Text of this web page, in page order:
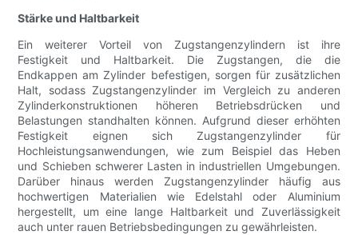
Stärke und Haltbarkeit
Ein weiterer Vorteil von Zugstangenzylindern ist ihre
Festigkeit und Haltbarkeit. Die Zugstangen, die die
Endkappen am Zylinder befestigen, sorgen für zusätzlichen
Halt, sodass Zugstangenzylinder im Vergleich zu anderen
Zylinderkonstruktionen höheren Betriebsdrücken und
Belastungen standhalten können. Aufgrund dieser erhöhten
Festigkeit eignen sich Zugstangenzylinder für
Hochleistungsanwendungen, wie zum Beispiel das Heben
und Schieben schwerer Lasten in industriellen Umgebungen.
Darüber hinaus werden Zugstangenzylinder häufig aus
hochwertigen Materialien wie Edelstahl oder Aluminium
hergestellt, um eine lange Haltbarkeit und Zuverlässigkeit
auch unter rauen Betriebsbedingungen zu gewährleisten.